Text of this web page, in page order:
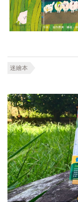
迷繪本